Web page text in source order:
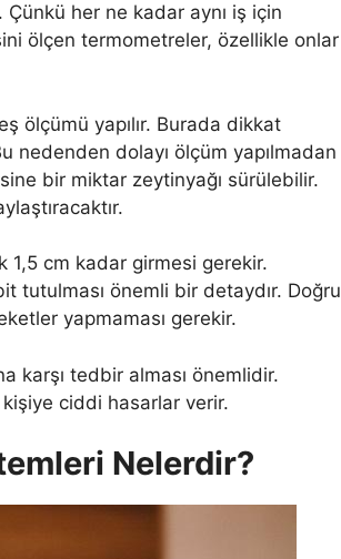
Çünkü her ne kadar aynı iş için
ölçen termometreler, özellikle onlar
ölçümü yapılır. Burada dikkat
nedenden dolayı ölçüm yapılmadan
bir miktar zeytinyağı sürülebilir.
1,5 cm kadar girmesi gerekir.
tutulması önemli bir detaydır. Doğru
yapmaması gerekir.
karşı tedbir alması önemlidir.
kişiye ciddi hasarlar verir.
Nelerdir?